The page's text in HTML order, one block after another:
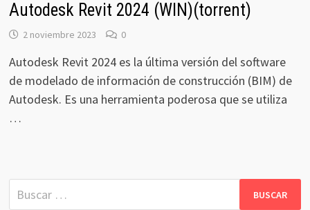
Autodesk Revit 2024 (WIN)(torrent)
2 noviembre 2023 0
Autodesk Revit 2024 es la última versión del software
de modelado de información de construcción (BIM) de
Autodesk. Es una herramienta poderosa que se utiliza
…
Buscar: